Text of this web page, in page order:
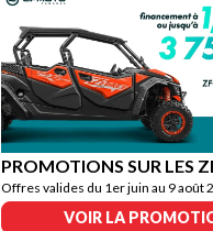
PROMOTIONS SUR LES
Offres valides du 1er juin au 9 août
VOIR LA